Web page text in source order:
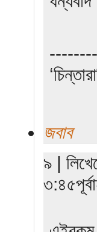
জবাব
৯ |